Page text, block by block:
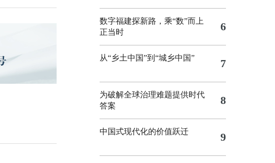
数字福建探新路，乘“数”而上
正当时
6
从“乡土中国”到“城乡中国” 7
为破解全球治理难题提供时代
答案
8
中国式现代化的价值跃迁 9